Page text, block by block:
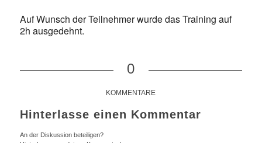
Auf Wunsch der Teilnehmer wurde das Training auf
2h ausgedehnt.
0
KOMMENTARE
Hinterlasse einen Kommentar
An der Diskussion beteiligen?